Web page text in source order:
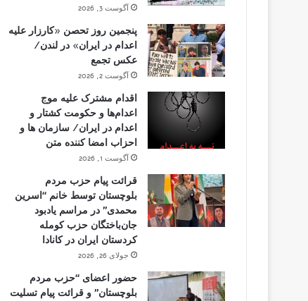
آگوست 3, 2026
پنجمین روز تحصن «کارزار علیه
اعدام در ایران» در لندن/
عکس تجمع
آگوست 2, 2026
اقدام مشترک علیه موج
اعدام‌ها و حکومت کشتار و
اعدام در ایران/ سازمان ها و
احزاب امضا کننده متن
آگوست 1, 2026
قرائت پیام حزب مردم
بلوچستان توسط خانم “اسرین
محمدی” در مراسم یادبود
جان‌باختگان حزب کومله
کردستان ایران در کانادا
جولای 26, 2026
حضور اعضای “حزب مردم
بلوچستان” و قرائت پیام تسلیت